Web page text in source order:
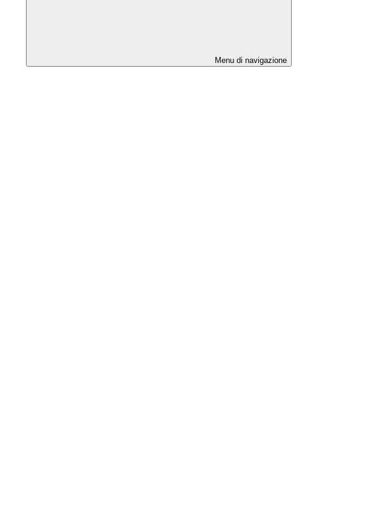
Menu di navigazione